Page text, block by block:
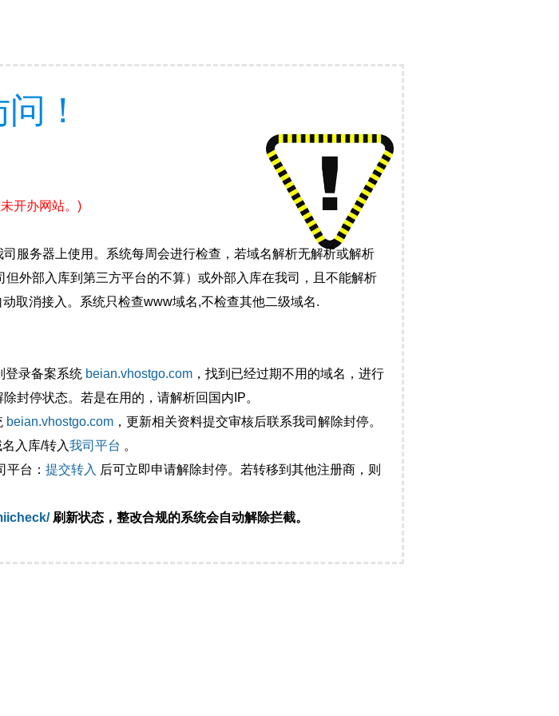
！
开办网站。)
服务器上使用。系统每周会进行检查，若域名解析无解析或解析
外部入库到第三方平台的不算）或外部入库在我司，且不能解析
取消接入。系统只检查www域名,不检查其他二级域名.
登录备案系统 beian.vhostgo.com ，找到已经过期不用的域名，进行
封停状态。若是在用的，请解析回国内IP。
beian.vhostgo.com ，更新相关资料提交审核后联系我司解除封停。
入库/转入我司平台 。
台： 提交转入 后可立即申请解除封停。若转移到其他注册商，则
刷新状态，整改合规的系统会自动解除拦截。